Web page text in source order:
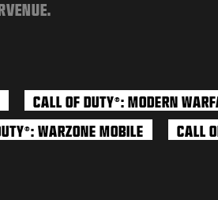
CALL OF DUTY®: MODERN
®: WARZONE MOBILE CALL